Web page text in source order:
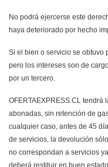
No podrá ejercerse este
haya deteriorado por hecho
Si el bien o servicio se obtuvo
pero los intereses son de
por un tercero.
OFERTAEXPRESS.CL
abonadas, sin retención de
cualquier caso, antes de 45
de servicios, la devolución
no correspondan a servicios
deberá restituir en buen